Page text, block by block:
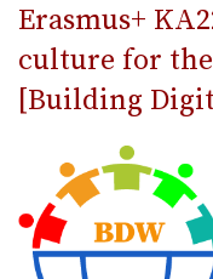
Erasmus+
culture for
[Building